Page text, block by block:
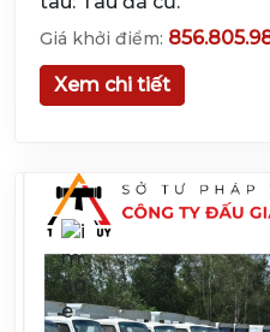
Giá khởi điểm:
Xem chi tiết